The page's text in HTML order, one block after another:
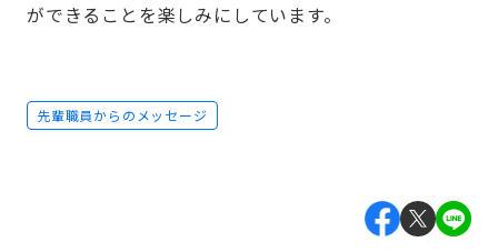
ができることを楽しみにしています。
先輩職員からのメッセージ